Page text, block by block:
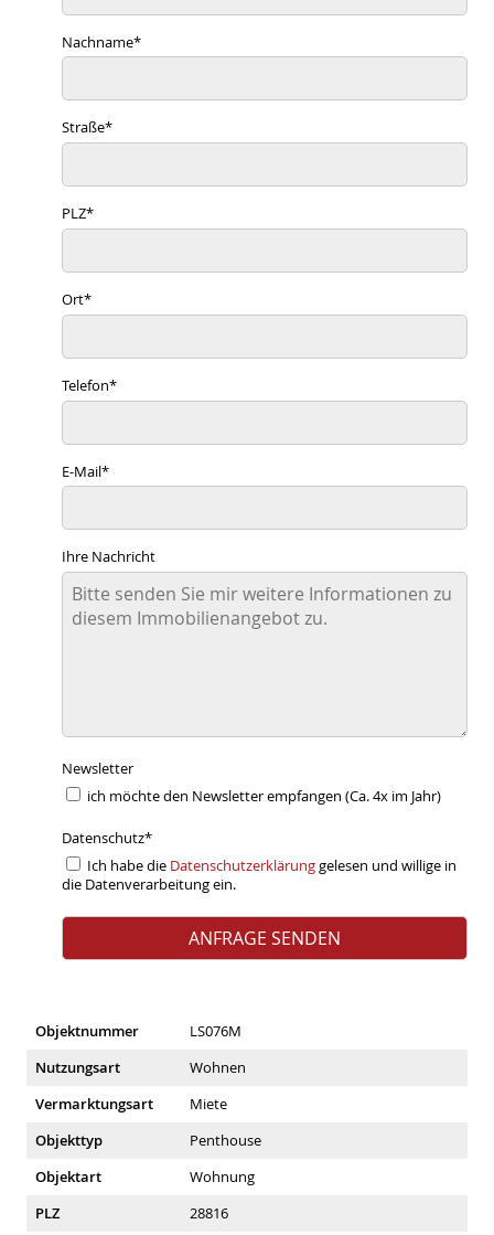
Nachname*
Straße*
PLZ*
Ort*
Telefon*
E-Mail*
Ihre Nachricht
Newsletter
ich möchte den Newsletter empfangen (Ca. 4x im Jahr)
Datenschutz*
Ich habe die Datenschutzerklärunggelesen und willige in
die Datenverarbeitung ein.
Objektnummer
LS076M
Nutzungsart
Wohnen
Vermarktungsart
Miete
Objekttyp
Penthouse
Objektart
Wohnung
PLZ
28816